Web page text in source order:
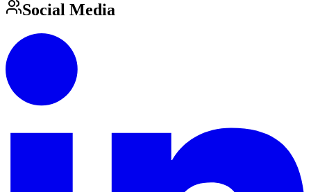
Social Media